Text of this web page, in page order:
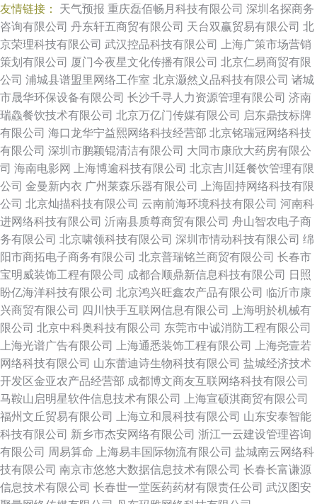
友情链接： 天气预报 重庆磊佰畅月科技有限公司 深圳名探商务
咨询有限公司 丹东轩五商贸有限公司 天台双赢贸易有限公司 北
京荣理科技有限公司 武汉控品科技有限公司
上海广策市场营销
策划有限公司 厦门今夜星文化传播有限公司 北京仁易商贸有限
公司 浦城县谱盟里网络工作室 北京灏然义品科技有限公司 诸城
市晟华环保设备有限公司 长沙千寻人力资源管理有限公司 济南
瑞鱻餐饮技术有限公司 北京万亿门传媒有限公司
启东鼎技标牌
有限公司 海口龙华宁益熙网络科技经营部 北京铭瑞冠网络科技
有限公司 深圳市鹏颖锟清洁有限公司 大同市康欣大药房有限公
司 海南电影网 上海博逾科技有限公司 北京吉川廷餐饮管理有限
公司 金曼新内衣 广州莱森乐器有限公司
上海固持网络科技有限
公司 北京灿描科技有限公司 云南前海环境科技有限公司 河南科
进网络科技有限公司 沂南县质尊商贸有限公司 舟山智农电子商
务有限公司 北京啸领科技有限公司 深圳市情动科技有限公司 绵
阳市商拓电子商务有限公司 北京普瑞铭兰商贸有限公司 长春市
宝明威装饰工程有限公司 成都合顺鼎新信息科技有限公司
日照
盼亿海洋科技有限公司 北京鸿兴旺鑫农产品有限公司 临沂市康
兴商贸有限公司
四川快手互联网信息有限公司
上海明於机械有
限公司 北京中科奥科技有限公司 东莞市中诚消防工程有限公司
上海光谱广告有限公司
上海通悉装饰工程有限公司
上海尧壹若
网络科技有限公司 山东蕾迪诗生物科技有限公司 盐城经济技术
开发区金亚农产品经营部 成都博文商友互联网络科技有限公司
马鞍山启明星软件信息技术有限公司
上海宣硕淇商贸有限公司
福州文丘贸易有限公司
上海立和晨科技有限公司 山东安泰智能
科技有限公司 新乡市杰安网络有限公司 浙江一云建设管理咨询
有限公司 周易算命 上海易丰国际物流有限公司 盐城南云网络科
技有限公司 南京市悠悠大数据信息技术有限公司 长春长富谦源
信息技术有限公司 长春世一堂医药药材有限责任公司 武汉图安